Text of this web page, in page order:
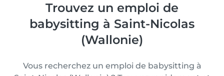
Trouvez un emploi de
babysitting à Saint-Nicolas
(Wallonie)
Vous recherchez un emploi de babysitting à